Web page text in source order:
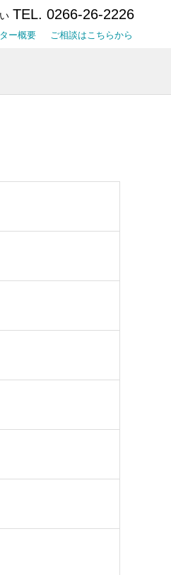
TEL. 0266-26-2226
ー概要 ご相談はこちらから